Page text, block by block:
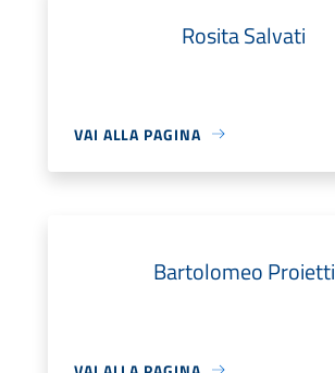
Rosita Salvati
VAI ALLA PAGINA
Bartolomeo Proietti